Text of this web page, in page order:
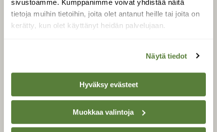
sivustoamme. Kumppanimme voivat yhdistää näitä
tietoja muihin tietoihin, joita olet antanut heille tai joita on
kerätty, kun olet käyttänyt heidän palvelujaan.
Näytä tiedot
Hyväksy evästeet
Muokkaa valintoja
SUOMEN LUONNON­
SUOJELU­LIITTO
Suomen Luonto -lehden
luonnonsuojelu­liitto.